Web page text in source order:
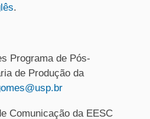
.
Programa de Pós-
de Produção da
Comunicação da EESC